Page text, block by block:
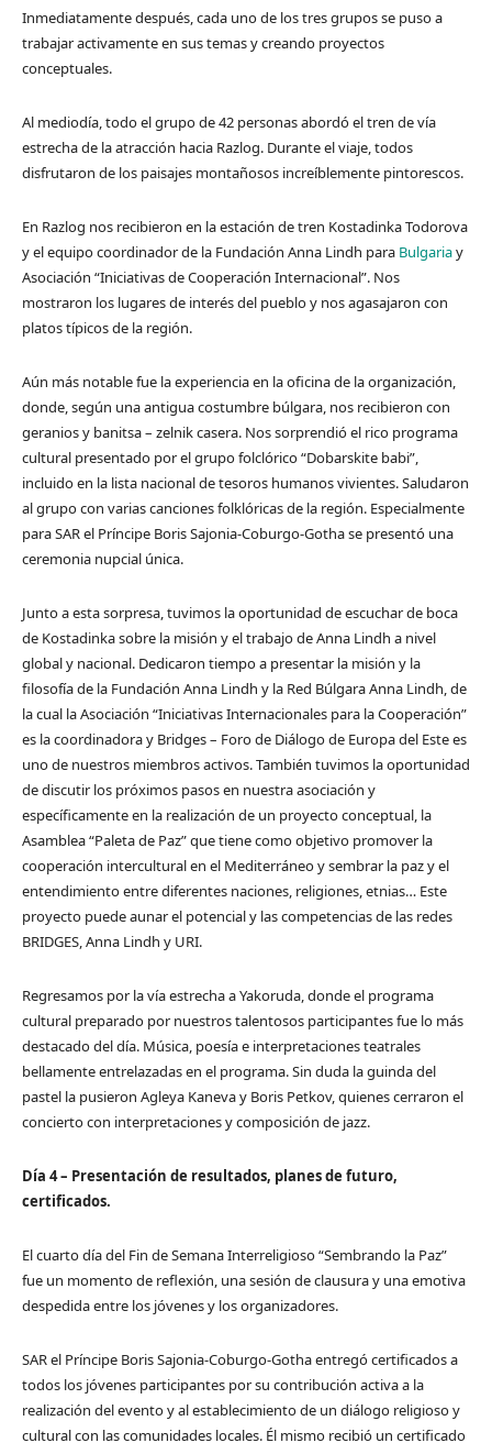
Inmediatamente después, cada uno de los tres grupos se puso a
trabajar activamente en sus temas y creando proyectos
conceptuales.
Al mediodía, todo el grupo de 42 personas abordó el tren de vía
estrecha de la atracción hacia Razlog. Durante el viaje, todos
disfrutaron de los paisajes montañosos increíblemente pintorescos.
En Razlog nos recibieron en la estación de tren Kostadinka Todorova
y el equipo coordinador de la Fundación Anna Lindh para Bulgariay
Asociación “Iniciativas de Cooperación Internacional”. Nos
mostraron los lugares de interés del pueblo y nos agasajaron con
platos típicos de la región.
Aún más notable fue la experiencia en la oficina de la organización,
donde, según una antigua costumbre búlgara, nos recibieron con
geranios y banitsa – zelnik casera. Nos sorprendió el rico programa
cultural presentado por el grupo folclórico “Dobarskite babi”,
incluido en la lista nacional de tesoros humanos vivientes. Saludaron
al grupo con varias canciones folklóricas de la región. Especialmente
para SAR el Príncipe Boris Sajonia-Coburgo-Gotha se presentó una
ceremonia nupcial única.
Junto a esta sorpresa, tuvimos la oportunidad de escuchar de boca
de Kostadinka sobre la misión y el trabajo de Anna Lindh a nivel
global y nacional. Dedicaron tiempo a presentar la misión y la
filosofía de la Fundación Anna Lindh y la Red Búlgara Anna Lindh, de
la cual la Asociación “Iniciativas Internacionales para la Cooperación”
es la coordinadora y Bridges – Foro de Diálogo de Europa del Este es
uno de nuestros miembros activos. También tuvimos la oportunidad
de discutir los próximos pasos en nuestra asociación y
específicamente en la realización de un proyecto conceptual, la
Asamblea “Paleta de Paz” que tiene como objetivo promover la
cooperación intercultural en el Mediterráneo y sembrar la paz y el
entendimiento entre diferentes naciones, religiones, etnias… Este
proyecto puede aunar el potencial y las competencias de las redes
BRIDGES, Anna Lindh y URI.
Regresamos por la vía estrecha a Yakoruda, donde el programa
cultural preparado por nuestros talentosos participantes fue lo más
destacado del día. Música, poesía e interpretaciones teatrales
bellamente entrelazadas en el programa. Sin duda la guinda del
pastel la pusieron Agleya Kaneva y Boris Petkov, quienes cerraron el
concierto con interpretaciones y composición de jazz.
Día 4 – Presentación de resultados, planes de futuro,
certificados.
El cuarto día del Fin de Semana Interreligioso “Sembrando la Paz”
fue un momento de reflexión, una sesión de clausura y una emotiva
despedida entre los jóvenes y los organizadores.
SAR el Príncipe Boris Sajonia-Coburgo-Gotha entregó certificados a
todos los jóvenes participantes por su contribución activa a la
realización del evento y al establecimiento de un diálogo religioso y
cultural con las comunidades locales. Él mismo recibió un certificado